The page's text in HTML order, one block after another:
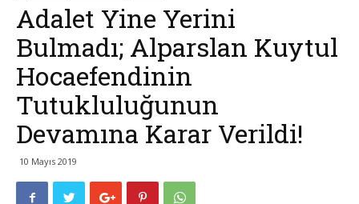
Adalet Yine Yerini
Bulmadı; Alparslan Kuytul
Hocaefendinin
Tutukluluğunun
Devamına Karar Verildi!
10 Mayıs 2019